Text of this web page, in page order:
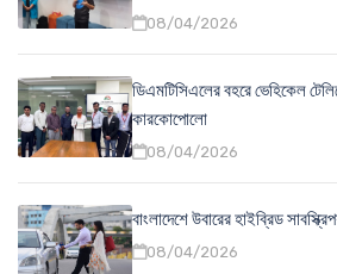
08/04/2026
ডিএমটিসিএলের বহরে ভেহিকেল
কারকোপোলো
08/04/2026
বাংলাদেশে উবারের হাইব্রিড
08/04/2026